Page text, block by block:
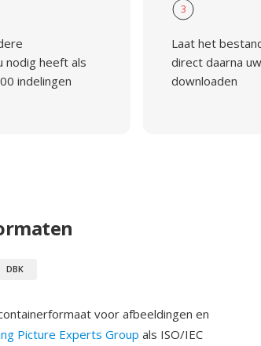
nodig heeft als
indelingen
3
Laat het
direct daarna
downloaden
DBK
voor afbeeldingen en
Picture Experts Group als ISO/IEC